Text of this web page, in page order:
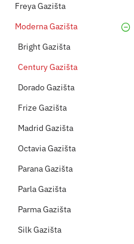
Freya Gazišta
Moderna Gazišta
Bright Gazišta
Century Gazišta
Dorado Gazišta
Frize Gazišta
Madrid Gazišta
Octavia Gazišta
Parana Gazišta
Parla Gazišta
Parma Gazišta
Silk Gazišta